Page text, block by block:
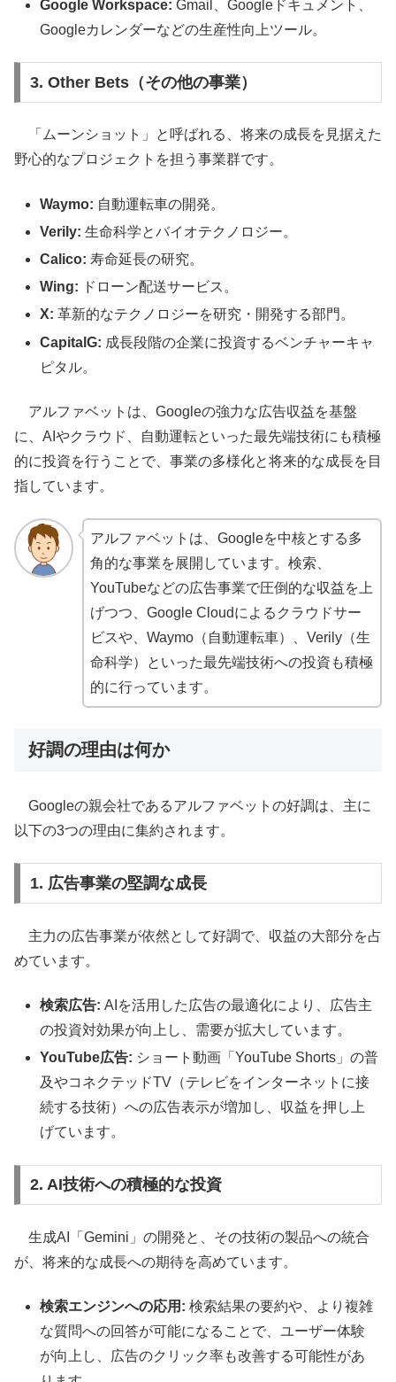
Google Workspace: Gmail、Googleドキュメント、
Googleカレンダーなどの生産性向上ツール。
3. Other Bets（その他の事業）
「ムーンショット」と呼ばれる、将来の成長を見据えた
野心的なプロジェクトを担う事業群です。
Waymo: 自動運転車の開発。
Verily: 生命科学とバイオテクノロジー。
Calico: 寿命延長の研究。
Wing: ドローン配送サービス。
X: 革新的なテクノロジーを研究・開発する部門。
CapitalG: 成長段階の企業に投資するベンチャーキャ
ピタル。
アルファベットは、Googleの強力な広告収益を基盤
に、AIやクラウド、自動運転といった最先端技術にも積極
的に投資を行うことで、事業の多様化と将来的な成長を目
指しています。
アルファベットは、Googleを中核とする多
角的な事業を展開しています。検索、
YouTubeなどの広告事業で圧倒的な収益を上
げつつ、Google Cloudによるクラウドサー
ビスや、Waymo（自動運転車）、Verily（生
命科学）といった最先端技術への投資も積極
的に行っています。
好調の理由は何か
Googleの親会社であるアルファベットの好調は、主に
以下の3つの理由に集約されます。
1. 広告事業の堅調な成長
主力の広告事業が依然として好調で、収益の大部分を占
めています。
検索広告: AIを活用した広告の最適化により、広告主
の投資対効果が向上し、需要が拡大しています。
YouTube広告: ショート動画「YouTube Shorts」の普
及やコネクテッドTV（テレビをインターネットに接
続する技術）への広告表示が増加し、収益を押し上
げています。
2. AI技術への積極的な投資
生成AI「Gemini」の開発と、その技術の製品への統合
が、将来的な成長への期待を高めています。
検索エンジンへの応用: 検索結果の要約や、より複雑
な質問への回答が可能になることで、ユーザー体験
が向上し、広告のクリック率も改善する可能性があ